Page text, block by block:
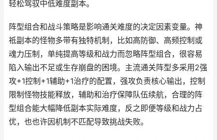
轻松驾驭中低难度副本。
阵型组合和战斗策略是影响通关难度的决定因素变量。神
祗副本的怪物多带有独特机制，比如高防御、高频控制或
魂力压制，单纯提高等级和战力而忽略阵型组合，很容易
陷入输出不足或生存崩盘的困境。主流通关阵型多采用2强
攻+1控制+1辅助+1治疗的配置，强攻负责核心输出，控制
限制怪物技能释放，辅助和治疗保障队伍续航，合理的阵
型组合能大幅降低副本实际难度，反之即便等级和战力占
优，也也许因机制不匹配导致挑战失败。